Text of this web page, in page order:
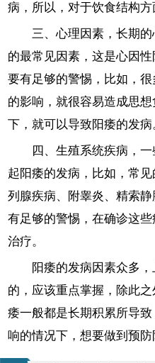
病，所以，对于饮食结构方
三、心理因素，长期
的最常见因素，这是心因
要有足够的警惕，比如，
的影响，就很容易造成思
下，就可以导致阳痿的发病
四、生殖系统疾病，
起阳痿的发病，比如，常
列腺疾病、附睾炎、精索
有足够的警惕，在确诊这
治疗。
阳痿的发病因素众多
的，应该重点掌握，除此
痿一般都是长期积累所导
响的情况下，想要做到预防